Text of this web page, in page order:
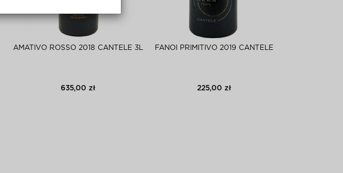
AMATIVO ROSSO 2018 CANTELE 3L
635,00 zł
FANOI PRIMITIVO 2019 CANTELE
225,00 zł